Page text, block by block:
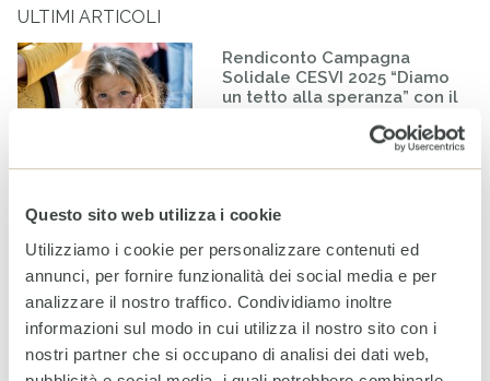
Questo sito web utilizza i cookie
Utilizziamo i cookie per personalizzare contenuti ed
annunci, per fornire funzionalità dei social media e per
analizzare il nostro traffico. Condividiamo inoltre
informazioni sul modo in cui utilizza il nostro sito con i
nostri partner che si occupano di analisi dei dati web,
ULTIMI ARTICOLI
Rendiconto Campagna
Solidale CESVI 2025 “Diamo
un tetto alla speranza” con il
Per la Sostenibilità – ESG
A Milano un nuovo spazio
per fare la differenza nella
vita di minorenni e famiglie
fragili
24 GIUGNO 2026
Bilancio CESVI 2025. Il bene